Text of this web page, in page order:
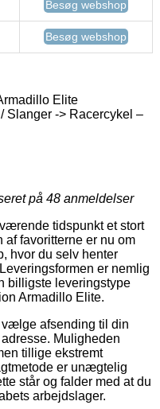
Besøg webshop
Besøg webshop
Elite
Slanger -> Racercykel –
på 48 anmeldelser
tidspunkt et stort
af favoritterne er nu om
hvor du selv henter
er nemlig
billigste leveringstype
Armadillo Elite.
afsending til din
Muligheden
tillige ekstremt
er unægtelig
står og falder med at du
arbejdslager.